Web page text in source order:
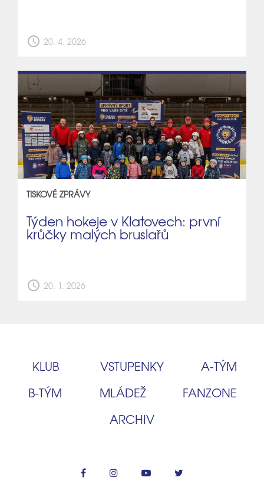
schedule 20. 4. 2026
TISKOVÉ ZPRÁVY
Týden hokeje v Klatovech: první
krůčky malých bruslařů
schedule 20. 1. 2026
KLUB VSTUPENKY
A‑TÝM
B‑TÝM
MLÁDEŽ
FANZONE
ARCHIV